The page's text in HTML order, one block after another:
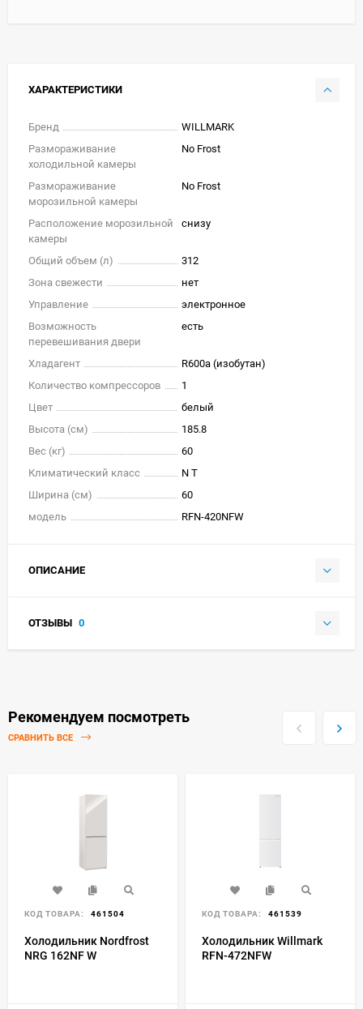
ХАРАКТЕРИСТИКИ
Бренд
WILLMARK
Размораживание
холодильной камеры
No Frost
Размораживание
морозильной камеры
No Frost
Расположение морозильной
камеры
снизу
Общий объем (л)
312
Зона свежести
нет
Управление
электронное
Возможность
перевешивания двери
есть
Хладагент
R600a (изобутан)
Количество компрессоров
1
Цвет
белый
Высота (см)
185.8
Вес (кг)
60
Климатический класс
N T
Ширина (см)
60
модель
RFN-420NFW
ОПИСАНИЕ
ОТЗЫВЫ 0
Рекомендуем посмотреть
СРАВНИТЬ ВСЕ
КОД ТОВАРА: 461504
Холодильник Nordfrost
NRG 162NF W
КОД ТОВАРА: 461539
Холодильник Willmark
RFN-472NFW